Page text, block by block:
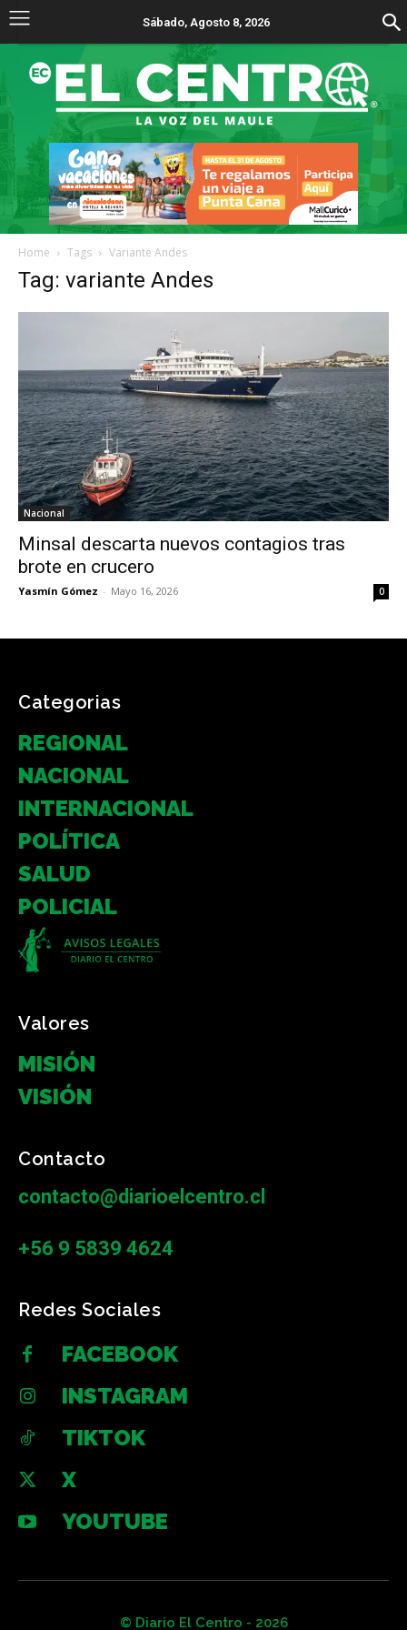
Sábado, Agosto 8, 2026
Home Tags Variante Andes
Tag: variante Andes
Nacional
Minsal descarta nuevos contagios tras
brote en crucero
Yasmín Gómez - Mayo 16, 2026 0
Categorias
REGIONAL
NACIONAL
INTERNACIONAL
POLÍTICA
SALUD
POLICIAL
Valores
MISIÓN
VISIÓN
Contacto
contacto@diarioelcentro.cl
+56 9 5839 4624
Redes Sociales
FACEBOOK
INSTAGRAM
TIKTOK
X
YOUTUBE
© Diario El Centro - 2026